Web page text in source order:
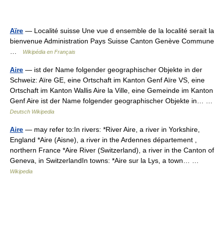
Aïre — Localité suisse Une vue d ensemble de la localité serait la
bienvenue Administration Pays Suisse Canton Genève Commune
Wikipédia en Français
Aire — ist der Name folgender geographischer Objekte in der
Schweiz: Aïre GE, eine Ortschaft im Kanton Genf Aïre VS, eine
Ortschaft im Kanton Wallis Aire la Ville, eine Gemeinde im Kanton
Genf Aire ist der Name folgender geographischer Objekte in… …
Deutsch Wikipedia
Aire — may refer to:In rivers: *River Aire, a river in Yorkshire,
England *Aire (Aisne), a river in the Ardennes département ,
northern France *Aire River (Switzerland), a river in the Canton of
Geneva, in SwitzerlandIn towns: *Aire sur la Lys, a town… …
Wikipedia